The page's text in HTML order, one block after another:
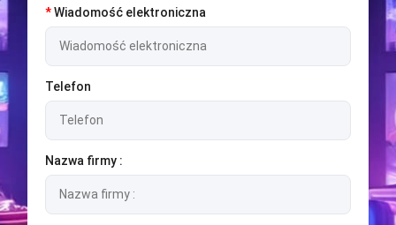
*Wiadomość elektroniczna
Telefon
Nazwa firmy :